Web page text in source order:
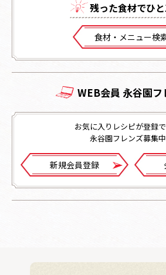
残った⾷材でひと
⾷材・メニュー検
WEB会員 永谷園フ
お気に入りレシピが登録で
永谷園フレンズ募集中
新規会員登録